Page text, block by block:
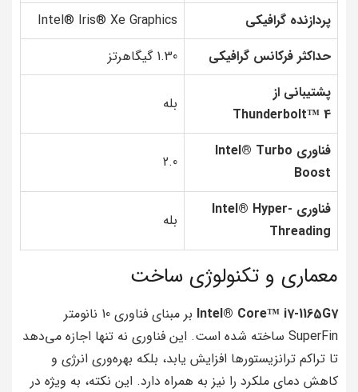
پردازنده گرافیکی
Intel® Iris® Xe Graphics
حداکثر فرکانس گرافیکی
1.30 گیگاهرتز
پشتیبانی از
Thunderbolt™ 4
بله
فناوری Intel® Turbo
Boost
2.0
فناوری Intel® Hyper-
Threading
بله
معماری و تکنولوژی ساخت
Intel® Core™ i7-1165G7
بر مبنای فناوری 10 نانومتر
SuperFin ساخته شده است. این فناوری نه تنها اجازه می‌دهد
تا تراکم ترانزیستورها افزایش یابد، بلکه بهره‌وری انرژی و
کاهش دمای ملکرد را نیز به همراه دارد. این نکته، به ویژه در